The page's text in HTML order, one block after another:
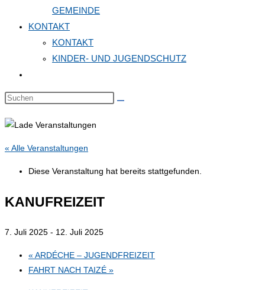
GEMEINDE
KONTAKT
KONTAKT
KINDER- UND JUGENDSCHUTZ
Suche
umschalten
Diese
durchsuchen
« Alle Veranstaltungen
Diese Veranstaltung hat bereits stattgefunden.
KANUFREIZEIT
7. Juli 2025 - 12. Juli 2025
« ARDÉCHE – JUGENDFREIZEIT
FAHRT NACH TAIZÉ »